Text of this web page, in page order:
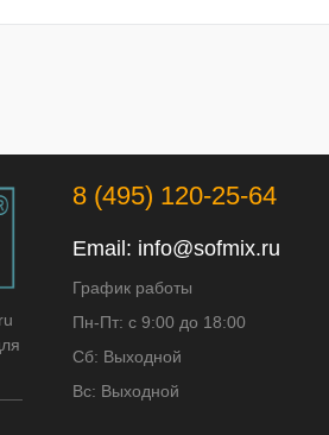
8 (495) 120-25-64
Email: info@sofmix.ru
График работы
Пн-Пт: с 9:00 до 18:00
Сб: Выходной
Вс: Выходной